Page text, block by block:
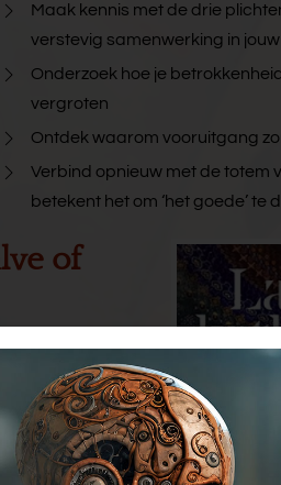
Maak kennis met de drie
verstevig samenwerking in
Onderzoek hoe je
vergroten
Ontdek waarom vooruitgang
Verbind opnieuw met de totem
betekent het om ‘het goede’ te
of
bouwen
in 'kathedraal
er kan een actief
vormen van een
ook een geheel